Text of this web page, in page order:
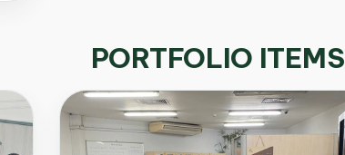
PORTFOLIO ITEMS